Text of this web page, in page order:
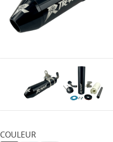
COULEUR